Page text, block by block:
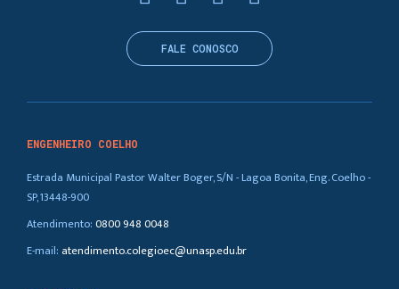
ENGENHEIRO COELHO
Estrada Municipal Pastor Walter Boger, S/N - Lagoa Bonita, Eng. Coelho -
SP, 13448-900
Atendimento:0800 948 0048
E-mail: atendimento.colegioec@unasp.edu.br
FALE CONOSCO